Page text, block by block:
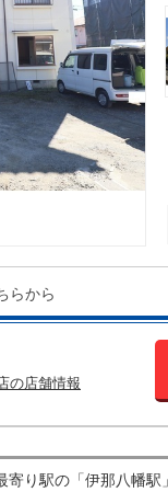
らから
の店舗情報
寄り駅の「伊那八幡